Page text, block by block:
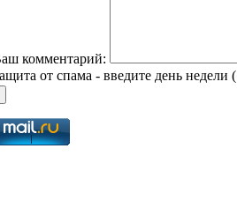
комментарий:
от спама - введите день недели